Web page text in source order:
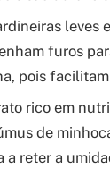
leves
furos
pois
rico em
de
reter a